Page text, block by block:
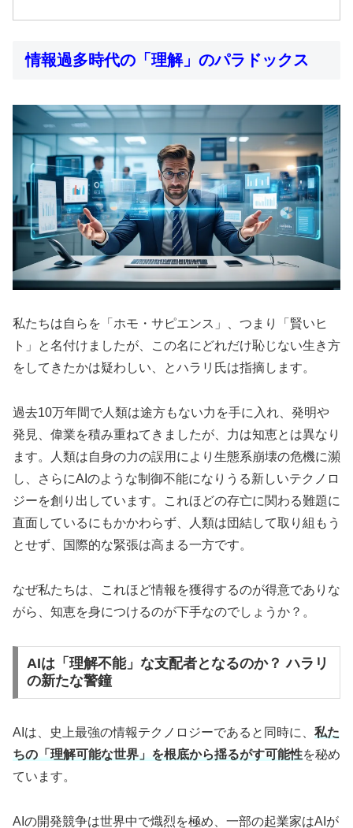
情報過多時代の「理解」のパラドックス
私たちは自らを「ホモ・サピエンス」、つまり「賢いヒ
ト」と名付けましたが、この名にどれだけ恥じない生き方
をしてきたかは疑わしい、とハラリ氏は指摘します。
過去10万年間で人類は途方もない力を手に入れ、発明や
発見、偉業を積み重ねてきましたが、力は知恵とは異なり
ます。人類は自身の力の誤用により生態系崩壊の危機に瀕
し、さらにAIのような制御不能になりうる新しいテクノロ
ジーを創り出しています。これほどの存亡に関わる難題に
直面しているにもかかわらず、人類は団結して取り組もう
とせず、国際的な緊張は高まる一方です。
なぜ私たちは、これほど情報を獲得するのが得意でありな
がら、知恵を身につけるのが下手なのでしょうか？。
AIは「理解不能」な支配者となるのか？ ハラリ
の新たな警鐘
AIは、史上最強の情報テクノロジーであると同時に、 私た
ちの「理解可能な世界」を根底から揺るがす可能性を秘め
ています。
AIの開発競争は世界中で熾烈を極め、一部の起業家はAIが